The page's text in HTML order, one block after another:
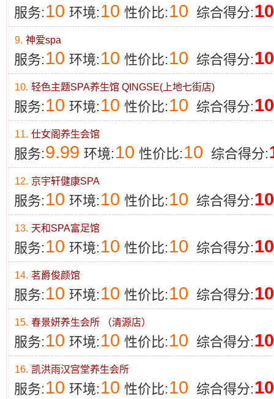
服务: 10 环境: 10 性价比: 10 综合得分:10
9. 神爱spa
服务: 10 环境: 10 性价比: 10 综合得分:10
10. 轻色主题SPA养生馆 QINGSE(上地七街店)
服务: 10 环境: 10 性价比: 10 综合得分:10
11. 仕女阁养生会馆
服务:9.99 环境: 10 性价比: 10 综合得分:
12. 京宇轩健康SPA
服务: 10 环境: 10 性价比: 10 综合得分:10
13. 天和SPA富足馆
服务: 10 环境: 10 性价比: 10 综合得分:10
14. 茗爵俊颜馆
服务: 10 环境: 10 性价比: 10 综合得分:10
15. 春景妍养生会所 （清源店）
服务: 10 环境: 10 性价比: 10 综合得分:10
16. 凯洪雨汉宫堂养生会所
服务: 10 环境: 10 性价比: 10 综合得分:10